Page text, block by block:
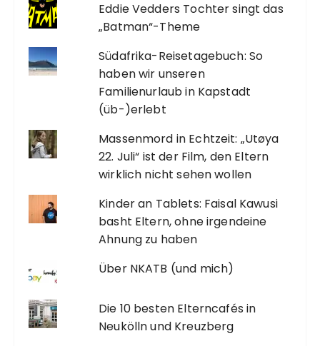
Eddie Vedders Tochter singt das
„Batman“-Theme
Südafrika-Reisetagebuch: So
haben wir unseren
Familienurlaub in Kapstadt
(üb-)erlebt
Massenmord in Echtzeit: „Utøya
22. Juli“ ist der Film, den Eltern
wirklich nicht sehen wollen
Kinder an Tablets: Faisal Kawusi
basht Eltern, ohne irgendeine
Ahnung zu haben
Über NKATB (und mich)
Die 10 besten Elterncafés in
Neukölln und Kreuzberg